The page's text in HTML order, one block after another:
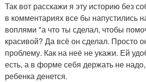
Так вот расскажи я эту историю без
в комментариях все бы напустились
воплями "а что ты сделал, чтобы
красивой? Да всё он сделал. Просто
проблему. Как на неё не укажи. Ей
есть, а в форме себя держать не надо,
ребенка денется.